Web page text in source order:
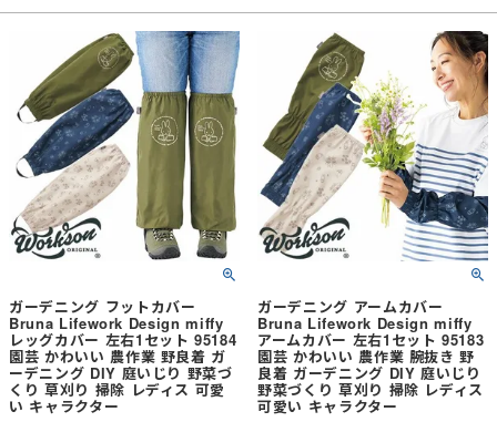
ん、DIY、アウトドア、スポーツ、お
出かけの際にも快適に過ごすことがで
きます。ミッフィーのプリントがとて
も可愛くって気持ちがあがるハットで
す。■水をはじく撥水加工、紫外線を
防ぐUVカット加工が施されていま
す。■蒸れ防止のベンチレーション
+メッシュ付き■ストッパー＆スピン
ドルで頭廻りの調整が可能■あごひも
は取り外し可能
に、1枚あるととっても便利。ミッフ
ィーのプリントがとても可愛くって気
持ちがあがるラップエプロンです。■
腰に巻くラップタイプのエプロンで
す。■水をはじく撥水加工が施されて
います。
ガーデニング フットカバー
Bruna Lifework Design miffy
レッグカバー 左右1セット 95184
園芸 かわいい 農作業 野良着 ガ
ーデニング DIY 庭いじり 野菜づ
くり 草刈り 掃除 レディス 可愛
い キャラクター
ガーデニング アームカバー
Bruna Lifework Design miffy
アームカバー 左右1セット 95183
園芸 かわいい 農作業 腕抜き 野
良着 ガーデニング DIY 庭いじり
野菜づくり 草刈り 掃除 レディス
可愛い キャラクター